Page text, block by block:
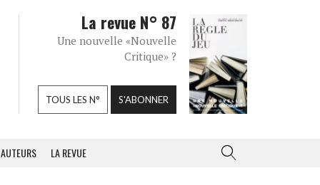
La revue N° 87
Une nouvelle «Nouvelle
Critique» ?
TOUS LES N° S'ABONNER
AUTEURS LA REVUE